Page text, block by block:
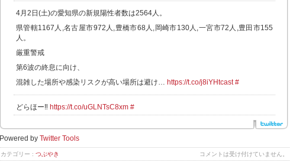
4月2日(土)の愛知県の新規陽性者数は2564人。
県管轄1167人,名古屋市972人,豊橋市68人,岡崎市130人,一宮市72人,豊田市155
人。
厳重警戒
第6波の終息に向け、
混雑した場所や感染リスクが高い場所は避け… https://t.co/j8iYHtcast #
どらほー‼️ https://t.co/uGLNTsC8xm #
Powered by Twitter Tools
カテゴリー : つぶやき コメントは受け付けていません。